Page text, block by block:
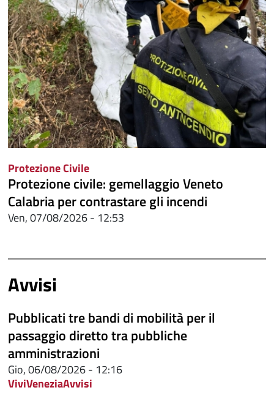
Protezione civile: gemellaggio Veneto
Calabria per contrastare gli incendi
Ven, 07/08/2026 - 12:53
Protezione Civile
Avvisi
Pubblicati tre bandi di mobilità per il
passaggio diretto tra pubbliche
amministrazioni
Gio, 06/08/2026 - 12:16
ViviVeneziaAvvisi